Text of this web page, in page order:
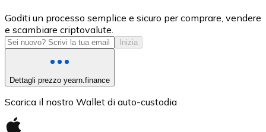
USD Coin
USDC
Goditi un processo semplice e sicuro per comprare, vendere
e scambiare criptovalute.
Inizia
Dettagli prezzo yearn.finance
Scarica il nostro Wallet di auto-custodia